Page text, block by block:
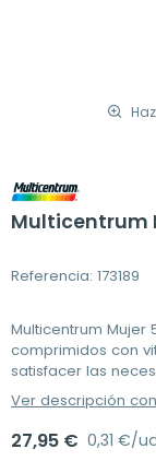
Multicentrum
Referencia: 173189
Multicentrum
comprimidos con
satisfacer las
Ver descripción
27,95 € 0,31 €/